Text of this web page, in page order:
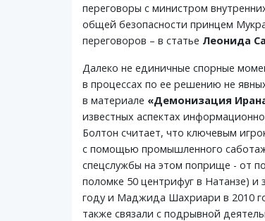
переговоры с министром
общей безопасности принцем
переговоров – в статье Леонида
Далеко не единичные спорные
в процессах по ее решению не
в материале «Демонизация
известных аспектах
Болтон считает, что ключевым
с помощью промышленного
спецслужбы на этом поприще - от
поломке 50 центрифуг в Натанзе) и
году и Маджида Шахриари в 2010
также связали с подрывной